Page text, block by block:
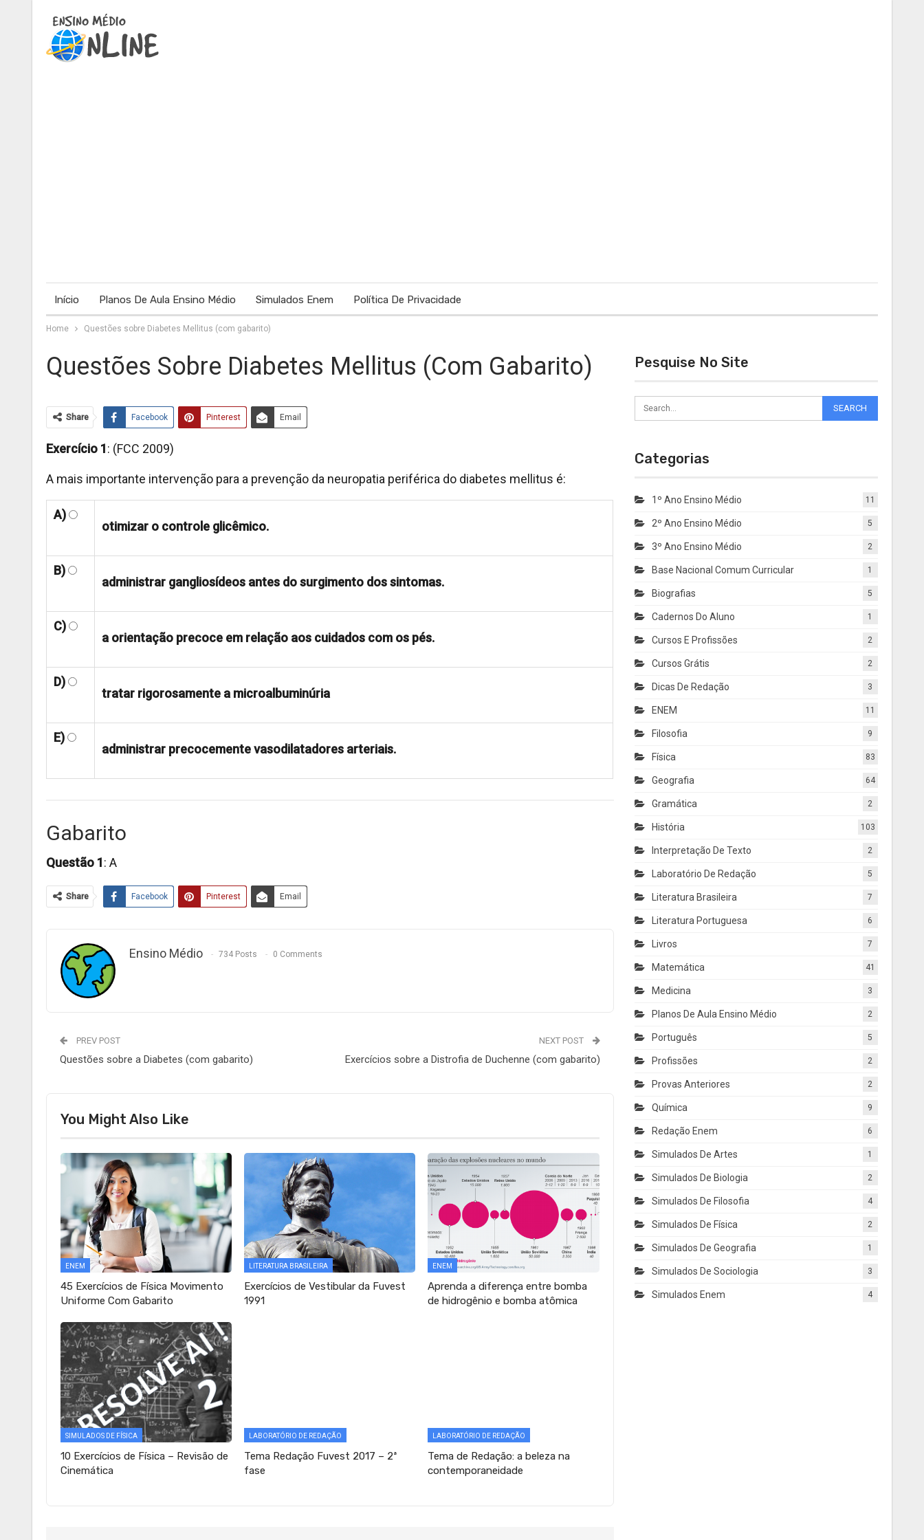
Início Planos De Aula Ensino Médio Simulados Enem Política De Privacidade
Home Questões sobre Diabetes Mellitus (com gabarito)
Questões Sobre Diabetes Mellitus (com Gabarito)
Share Facebook Pinterest Email
Exercício 1: (FCC 2009)
A mais importante intervenção para a prevenção da neuropatia periférica do diabetes mellitus é:
A)
otimizar o controle glicêmico.
B)
administrar gangliosídeos antes do surgimento dos sintomas.
C)
a orientação precoce em relação aos cuidados com os pés.
D)
tratar rigorosamente a microalbuminúria
E)
administrar precocemente vasodilatadores arteriais.
Gabarito
Questão 1: A
Share Facebook Pinterest Email
Ensino Médio 734 Posts 0 Comments
PREV POST
Questões sobre a Diabetes (com gabarito)
NEXT POST
Exercícios sobre a Distrofia de Duchenne (com gabarito)
You Might Also Like
ENEM
45 Exercícios de Física Movimento
Uniforme Com Gabarito
LITERATURA BRASILEIRA
Exercícios de Vestibular da Fuvest
1991
ENEM
Aprenda a diferença entre bomba
de hidrogênio e bomba atômica
SIMULADOS DE FÍSICA
10 Exercícios de Física – Revisão de
Cinemática
LABORATÓRIO DE REDAÇÃO
Tema Redação Fuvest 2017 – 2ª
fase
LABORATÓRIO DE REDAÇÃO
Tema de Redação: a beleza na
contemporaneidade
Pesquise No Site
Categorias
1º Ano Ensino Médio 11
2º Ano Ensino Médio 5
3º Ano Ensino Médio 2
Base Nacional Comum Curricular 1
Biografias 5
Cadernos Do Aluno 1
Cursos E Profissões 2
Cursos Grátis 2
Dicas De Redação 3
ENEM 11
Filosofia 9
Física 83
Geografia 64
Gramática 2
História 103
Interpretação De Texto 2
Laboratório De Redação 5
Literatura Brasileira 7
Literatura Portuguesa 6
Livros 7
Matemática 41
Medicina 3
Planos De Aula Ensino Médio 2
Português 5
Profissões 2
Provas Anteriores 2
Química 9
Redação Enem 6
Simulados De Artes 1
Simulados De Biologia 2
Simulados De Filosofia 4
Simulados De Física 2
Simulados De Geografia 1
Simulados De Sociologia 3
Simulados Enem 4